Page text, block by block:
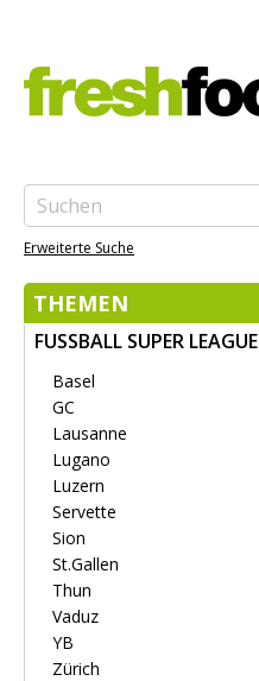
Erweiterte Suche
THEMEN
FUSSBALL SUPER LEAGUE
Basel
GC
Lausanne
Lugano
Luzern
Servette
Sion
St.Gallen
Thun
Vaduz
YB
Zürich